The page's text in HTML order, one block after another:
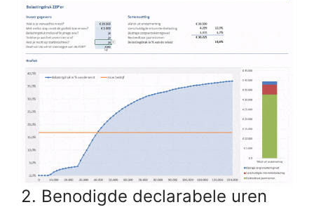
2. Benodigde declarabele uren